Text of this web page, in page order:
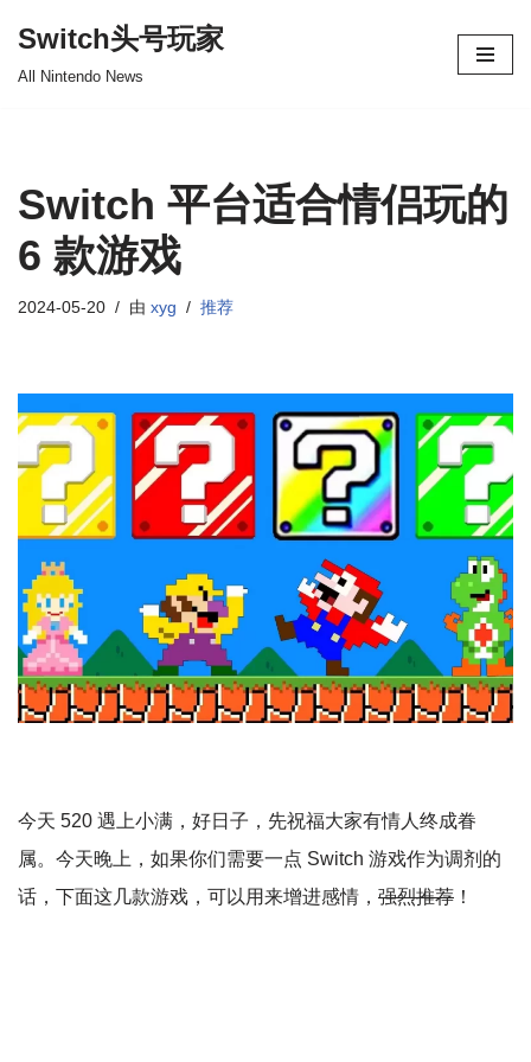
Switch头号玩家
All Nintendo News
Switch 平台适合情侣玩的
6 款游戏
2024-05-20 由 xyg 推荐
今天 520 遇上小满，好日子，先祝福大家有情人终成眷
属。今天晚上，如果你们需要一点 Switch 游戏作为调剂的
话，下面这几款游戏，可以用来增进感情， 强烈推荐 ！